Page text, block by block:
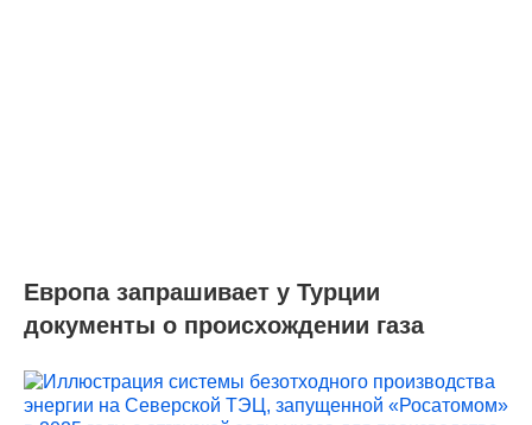
Европа запрашивает у Турции
документы о происхождении газа